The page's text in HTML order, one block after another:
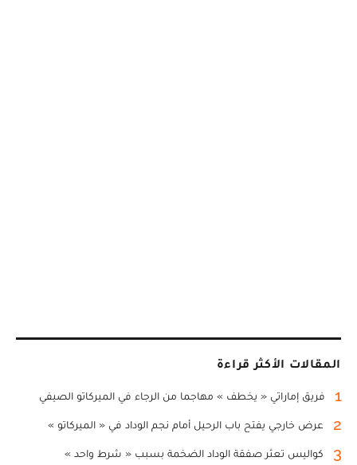
المقالات الأكثر قراءة
1 فريق إماراتي « يخطف » مهاجما من الرجاء في الميركاتو الصيفي
2 عرض خارجي يفتح باب الرحيل أمام نجم الوداد في « الميركاتو »
3 كواليس تعثر صفقة الوداد الضخمة بسبب « شرط واحد »